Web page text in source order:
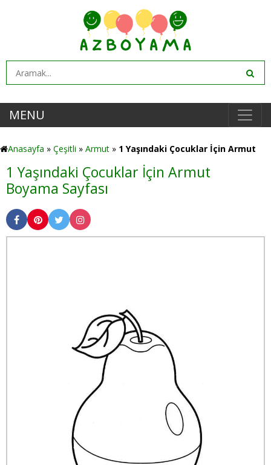
MENU
Anasayfa » Çeşitli » Armut » 1 Yaşındaki Çocuklar İçin Armut
1 Yaşındaki Çocuklar İçin Armut
Boyama Sayfası